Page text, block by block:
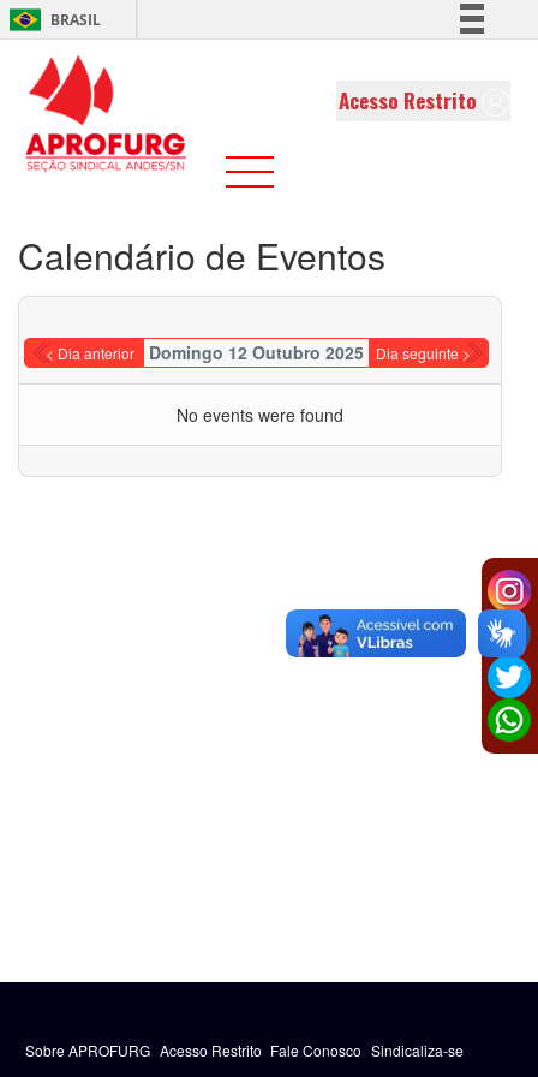
BRASIL
Comunica BR
Acesso Restrito
Calendário de Eventos
< Dia anterior Domingo 12 Outubro 2025 Dia seguinte >
No events were found
Sobre APROFURG Acesso Restrito Fale Conosco Sindicaliza-se